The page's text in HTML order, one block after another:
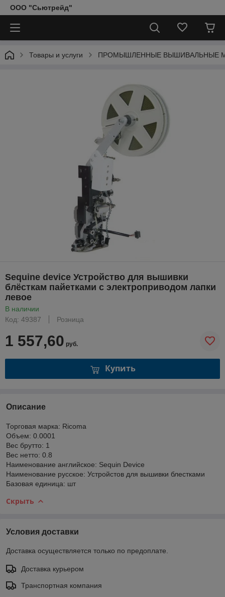
ООО "Сьютрейд"
Товары и услуги ПРОМЫШЛЕННЫЕ ВЫШИВАЛЬНЫЕ
Sequine device Устройство для вышивки
блёсткам пайетками с электроприводом лапки
левое
В наличии
Код: 49387
Розница
1 557,60 руб.
Купить
Описание
Торговая марка: Ricoma
Объем: 0.0001
Вес брутто: 1
Вес нетто: 0.8
Наименование английское: Sequin Device
Наименование русское: Устройстов для вышивки блестками
Базовая единица: шт
Скрыть
Условия доставки
Доставка осуществляется только по предоплате.
Доставка курьером
Транспортная компания